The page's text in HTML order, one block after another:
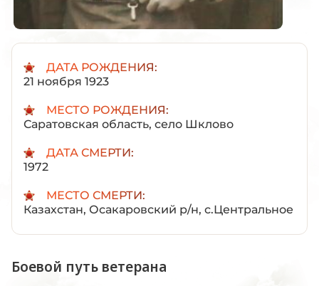
ДАТА РОЖДЕНИЯ:
21 ноября 1923
МЕСТО РОЖДЕНИЯ:
Саратовская область, село Шклово
ДАТА СМЕРТИ:
1972
МЕСТО СМЕРТИ:
Казахстан, Осакаровский р/н, с.Центральное
Боевой путь ветерана